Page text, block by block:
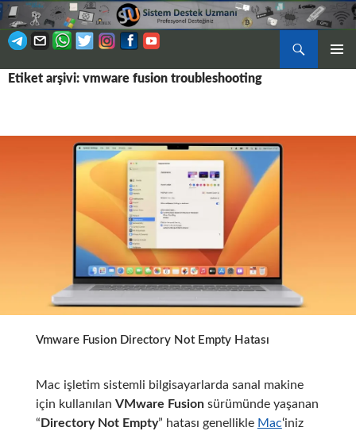
Ara
İÇERIĞE
Etiket arşivi: vmware fusion troubleshooting
Vmware Fusion Directory Not Empty Hatası
Mac işletim sistemli bilgisayarlarda sanal makine
için kullanılan VMware Fusionsürümünde yaşanan
“ Directory Not Empty” hatası genellikle Mac‘iniz